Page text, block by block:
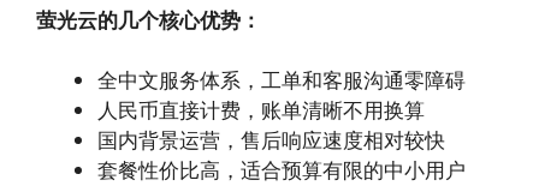
萤光云的几个核心优势：
全中文服务体系，工单和客服沟通零障碍
人民币直接计费，账单清晰不用换算
国内背景运营，售后响应速度相对较快
套餐性价比高，适合预算有限的中小用户